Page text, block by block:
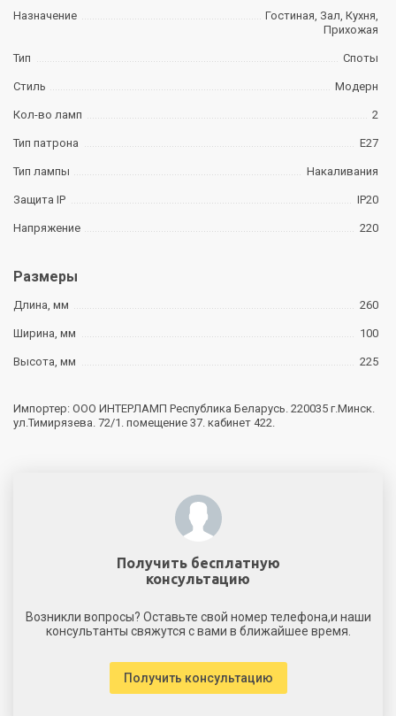
Назначение
Гостиная, Зал, Кухня,
Прихожая
Тип Споты
Стиль Модерн
Кол-во ламп 2
Тип патрона E27
Тип лампы Накаливания
Защита IP IP20
Напряжение 220
Размеры
Длина, мм 260
Ширина, мм 100
Высота, мм 225
Импортер: ООО ИНТЕРЛАМП Республика Беларусь. 220035 г.Минск.
ул.Тимирязева. 72/1. помещение 37. кабинет 422.
Получить бесплатную
консультацию
Возникли вопросы? Оставьте свой номер телефона,и наши
консультанты свяжутся с вами в ближайшее время.
Получить консультацию